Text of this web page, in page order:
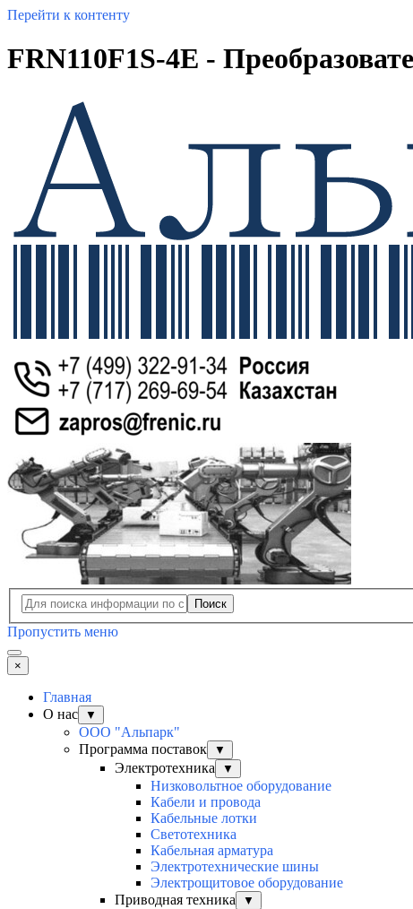
Перейти к контенту
FRN110F1S-4E -
Поиск
Пропустить меню
×
Главная
О нас
▼
ООО "Альпарк"
Программа поставок
▼
Электротехника ▼
Низковольтное оборудование
Кабели и провода
Кабельные лотки
Светотехника
Кабельная арматура
Электротехнические шины
Электрощитовое оборудование
Приводная техника
▼